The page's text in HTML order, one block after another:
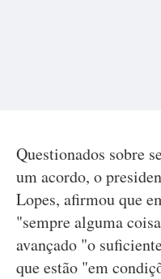
Questionados sobre
um acordo, o
Lopes, afirmou que
"sempre alguma
avançado "o
que estão "em